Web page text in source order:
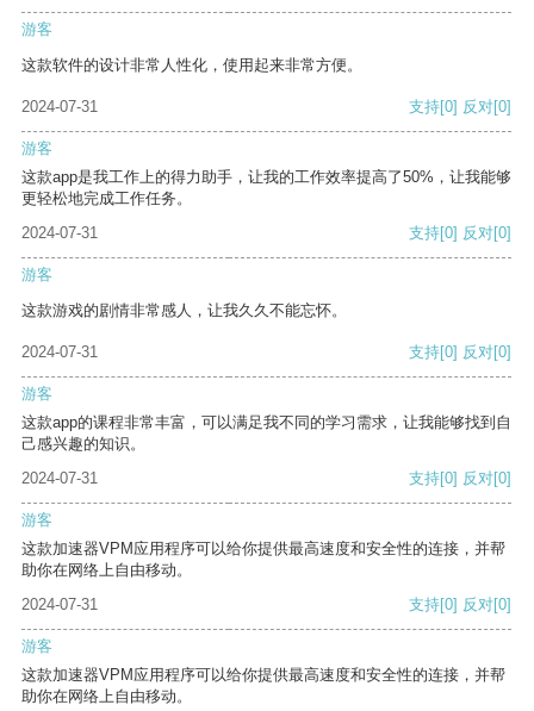
游客
这款软件的设计非常人性化，使用起来非常方便。
2024-07-31 支持[0] 反对[0]
游客
这款app是我工作上的得力助手，让我的工作效率提高了50%，让我能够
更轻松地完成工作任务。
2024-07-31
支持[0] 反对[0]
游客
这款游戏的剧情非常感人，让我久久不能忘怀。
2024-07-31 支持[0] 反对[0]
游客
这款app的课程非常丰富，可以满足我不同的学习需求，让我能够找到自
己感兴趣的知识。
2024-07-31
支持[0] 反对[0]
游客
这款加速器VPM应用程序可以给你提供最高速度和安全性的连接，并帮
助你在网络上自由移动。
2024-07-31
支持[0] 反对[0]
游客
这款加速器VPM应用程序可以给你提供最高速度和安全性的连接，并帮
助你在网络上自由移动。